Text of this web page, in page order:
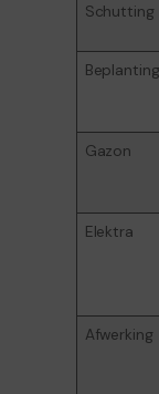
Beplanting
Gazon
Elektra
Afwerking